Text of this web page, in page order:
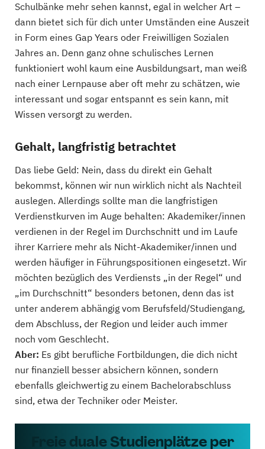
Schulbänke mehr sehen kannst, egal in welcher Art –
dann bietet sich für dich unter Umständen eine Auszeit
in Form eines Gap Years oder Freiwilligen Sozialen
Jahres an. Denn ganz ohne schulisches Lernen
funktioniert wohl kaum eine Ausbildungsart, man weiß
nach einer Lernpause aber oft mehr zu schätzen, wie
interessant und sogar entspannt es sein kann, mit
Wissen versorgt zu werden.
Gehalt, langfristig betrachtet
Das liebe Geld: Nein, dass du direkt ein Gehalt
bekommst, können wir nun wirklich nicht als Nachteil
auslegen. Allerdings sollte man die langfristigen
Verdienstkurven im Auge behalten: Akademiker/innen
verdienen in der Regel im Durchschnitt und im Laufe
ihrer Karriere mehr als Nicht-Akademiker/innen und
werden häufiger in Führungspositionen eingesetzt. Wir
möchten bezüglich des Verdiensts „in der Regel“ und
„im Durchschnitt“ besonders betonen, denn das ist
unter anderem abhängig vom Berufsfeld/Studiengang,
dem Abschluss, der Region und leider auch immer
noch vom Geschlecht.
Aber: Es gibt berufliche Fortbildungen, die dich nicht
nur finanziell besser absichern können, sondern
ebenfalls gleichwertig zu einem Bachelorabschluss
sind, etwa der Techniker oder Meister.
Freie duale Studienplätze per